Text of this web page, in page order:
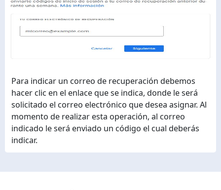
Para indicar un correo de recuperación debemos
hacer clic en el enlace que se indica, donde le será
solicitado el correo electrónico que desea asignar. Al
momento de realizar esta operación, al correo
indicado le será enviado un código el cual deberás
indicar.